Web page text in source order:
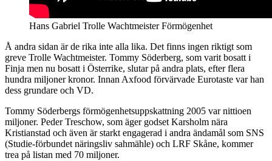
Hans Gabriel Trolle Wachtmeister Förmögenhet
Å andra sidan är de rika inte alla lika. Det finns ingen riktigt som
greve Trolle Wachtmeister. Tommy Söderberg, som varit bosatt i
Finja men nu bosatt i Österrike, slutar på andra plats, efter flera
hundra miljoner kronor. Innan Axfood förvärvade Eurotaste var han
dess grundare och VD.
Tommy Söderbergs förmögenhetsuppskattning 2005 var nittioen
miljoner. Peder Treschow, som äger godset Karsholm nära
Kristianstad och även är starkt engagerad i andra ändamål som SNS
(Studie-förbundet näringsliv sahmähle) och LRF Skåne, kommer
trea på listan med 70 miljoner.